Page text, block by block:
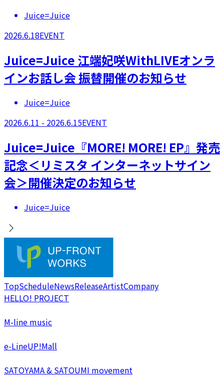
Juice=Juice
2026.6.18EVENT
Juice=Juice 江端妃咲WithLIVEオンラ
インお話し会 振替開催のお知らせ
Juice=Juice
2026.6.11 - 2026.6.15EVENT
Juice=Juice『MORE! MORE! EP』発売
記念＜リミスタ インターネットサイン
会＞開催決定のお知らせ
Juice=Juice
TopScheduleNewsReleaseArtistCompany
HELLO! PROJECT
M-line music
e-LineUP!Mall
SATOYAMA & SATOUMI movement